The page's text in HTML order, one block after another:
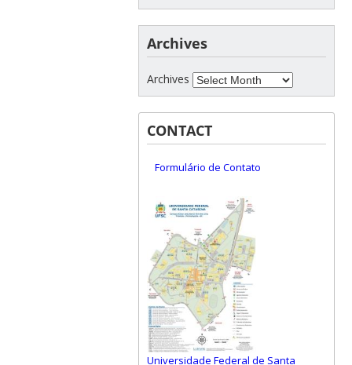
Archives
Archives
CONTACT
Formulário de Contato
Universidade Federal de Santa